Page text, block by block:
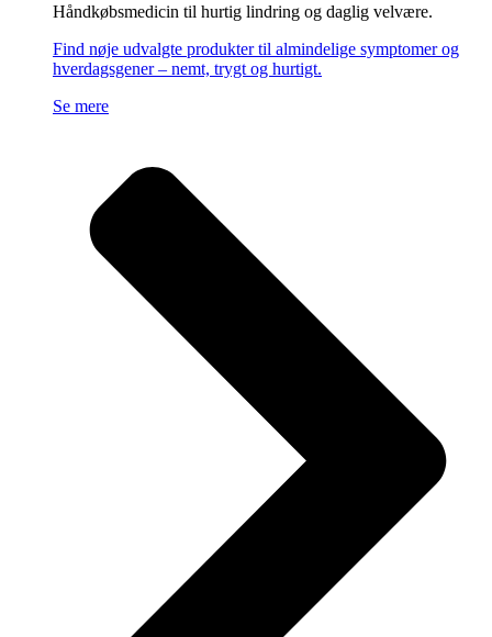
Håndkøbsmedicin til hurtig lindring og daglig velvære.
Find nøje udvalgte produkter til almindelige symptomer og
hverdagsgener – nemt, trygt og hurtigt.
Se mere